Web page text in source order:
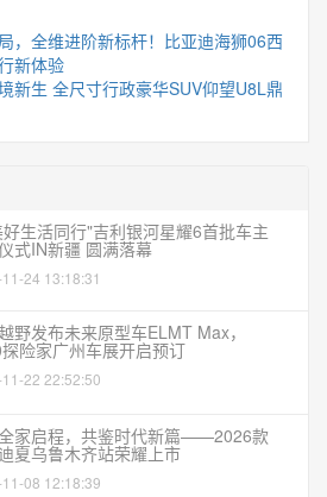
，全维进阶新标杆！比亚迪海狮06西
新体验
新生 全尺寸行政豪华SUV仰望U8L鼎
生活同行"吉利银河星耀6首批车主
式IN新疆 圆满落幕
24 13:18:31
野发布未来原型车ELMT Max，
险家广州车展开启预订
22 22:52:50
家启程，共鉴时代新篇——2026款
夏乌鲁木齐站荣耀上市
08 12:18:39